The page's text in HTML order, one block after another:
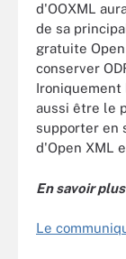
d'OOXML
de sa
gratuite
conserver
aussi être le
supporter en
d'Open XML
En savoir
Le